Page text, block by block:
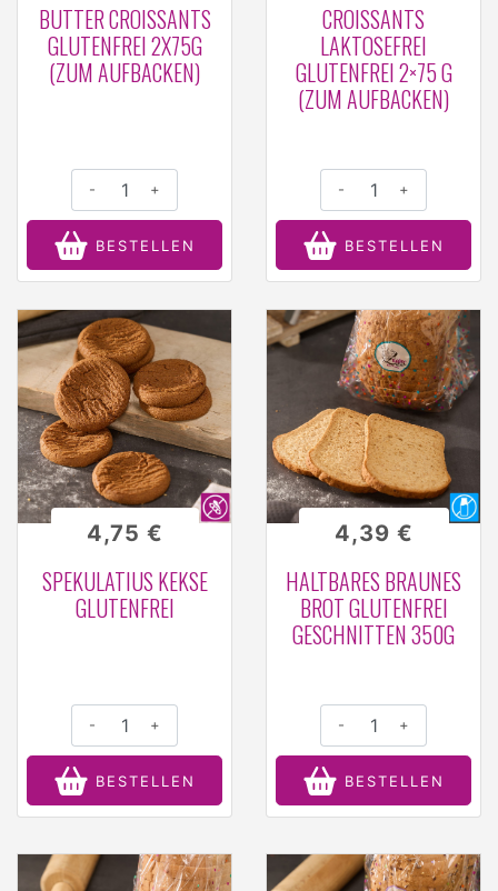
BUTTER CROISSANTS
GLUTENFREI 2X75G
(ZUM AUFBACKEN)
- +
BESTELLEN
CROISSANTS
LAKTOSEFREI
GLUTENFREI 2×75 G
(ZUM AUFBACKEN)
- +
BESTELLEN
SPEKULATIUS KEKSE
GLUTENFREI
4,75 €
- +
BESTELLEN
HALTBARES BRAUNES
BROT GLUTENFREI
GESCHNITTEN 350G
4,39 €
- +
BESTELLEN